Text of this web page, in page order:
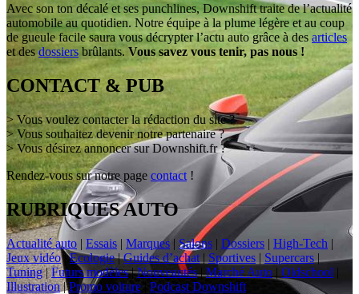
Avec son ton décalé et ses punchlines, Downshift traite de l’actualité
automobile au quotidien. Notre équipe à la plume légère et au coup
de gueule facile saura vous décrypter l’actu auto grâce à des articles
et des dossiers brûlants. Vous savez vous tenir, pas nous !
CONTACT & PUB
> Vous voulez contacter la rédaction du site ?
> Vous souhaitez devenir notre partenaire ?
> Vous désirez annoncer sur Downshift.fr ?
Rendez-vous sur notre page contact !
RUBRIQUES AUTO
Actualité auto | Essais | Marques |Salons | Dossiers | High-Tech |
Jeux vidéo|Ecologie|Guides d’achat | Sportives | Supercars |
Tuning|Futurs modèles|Nouveautés|Marché Auto | Oldschool |
Illustration|Promo voiture Podcast Downshift